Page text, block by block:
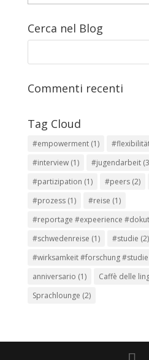
articoli
Cerca nel Blog
Commenti recenti
Tag Cloud
#empowerment(1)
#interview(1) #jugendarbeit
#partizipation (1) #peers(2)
#prozess(1) #reise (1)
#reportage #expeerience
#schwedenreise (1) #studie (2)
#wirksamkeit #forschung
anniversario (1) Caffè delle
Sprachlounge (2)